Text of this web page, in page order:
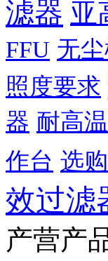
滤器 亚
FFU 无尘
照度要求
器 耐高
作台 选
效过滤
产营产